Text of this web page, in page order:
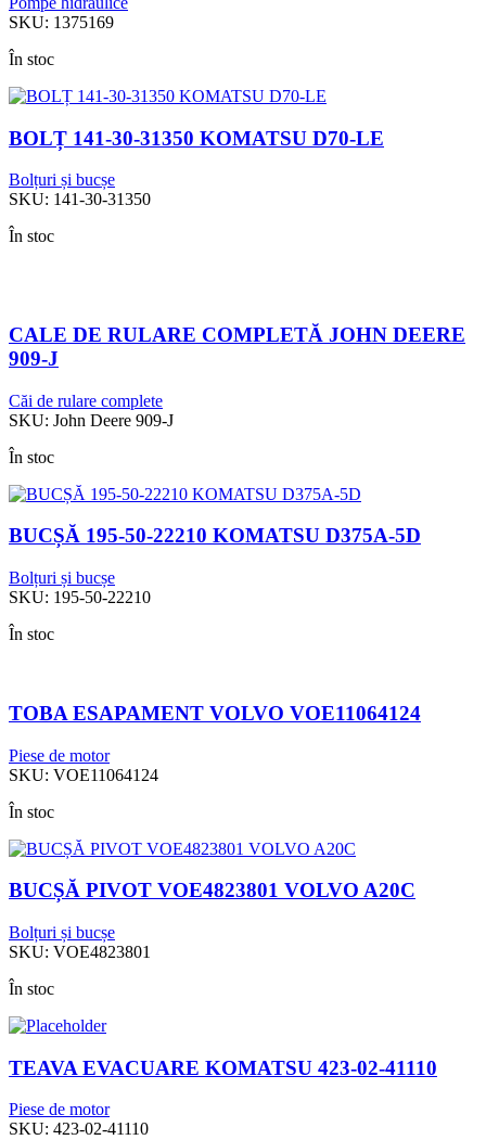
SKU: 1375169
În stoc
BOLȚ 141-30-31350 KOMATSU D70-LE
Bolțuri și bucșe
SKU: 141-30-31350
În stoc
CALE DE RULARE COMPLETĂ JOHN DEERE
909-J
Căi de rulare complete
SKU: John Deere 909-J
În stoc
BUCȘĂ 195-50-22210 KOMATSU D375A-5D
Bolțuri și bucșe
SKU: 195-50-22210
În stoc
TOBA ESAPAMENT VOLVO VOE11064124
Piese de motor
SKU: VOE11064124
În stoc
BUCȘĂ PIVOT VOE4823801 VOLVO A20C
Bolțuri și bucșe
SKU: VOE4823801
În stoc
TEAVA EVACUARE KOMATSU 423-02-41110
Piese de motor
SKU: 423-02-41110